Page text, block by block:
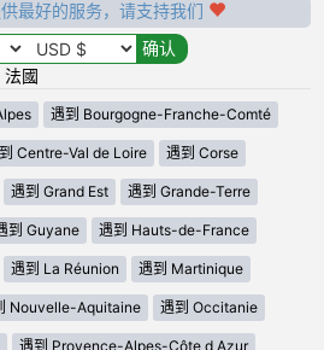
最好的服务，请支持我们
法國
遇到 Bourgogne-Franche-Comté
Centre-Val de Loire 遇到 Corse
遇到 Grand Est 遇到 Grande-Terre
到 Guyane 遇到 Hauts-de-France
遇到 La Réunion 遇到 Martinique
Nouvelle-Aquitaine 遇到 Occitanie
遇到 Provence-Alpes-Côte d Azur